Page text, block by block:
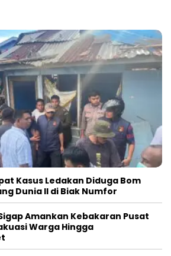
Kasus Ledakan Diduga Bom
Dunia II di Biak Numfor
Amankan Kebakaran Pusat
Warga Hingga